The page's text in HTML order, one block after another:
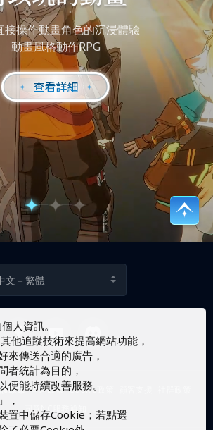
接操作動畫角色的沉浸體驗
動畫風格動作RPG
文－繁體
政策 營運政策 Cookie政策
同意NC服務通知
人資訊。
他追蹤技術來提高網站功能，
來傳送合適的廣告，
者統計為目的，
便能持續改善服務。
，
置中儲存Cookie；若點選